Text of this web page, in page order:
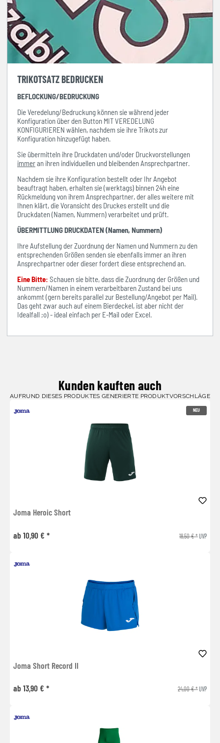
TRIKOTSATZ BEDRUCKEN
BEFLOCKUNG/BEDRUCKUNG
Die Veredelung/Bedruckung können sie während jeder
Konfiguration über den Button MIT VEREDELUNG
KONFIGURIEREN wählen, nachdem sie ihre Trikots zur
Konfiguration hinzugefügt haben.
Sie übermitteln ihre Druckdaten und/oder Druckvorstellungen
immeran ihren individuellen und bleibenden Ansprechpartner.
Nachdem sie ihre Konfiguration bestellt oder Ihr Angebot
beauftragt haben, erhalten sie (werktags) binnen 24h eine
Rückmeldung von ihrem Ansprechpartner, der alles weitere mit
Ihnen klärt, die Voransicht des Druckes erstellt und die
Druckdaten (Namen, Nummern) verarbeitet und prüft.
ÜBERMITTLUNG DRUCKDATEN (Namen, Nummern)
Ihre Aufstellung der Zuordnung der Namen und Nummern zu den
entsprechenden Größen senden sie ebenfalls immer an ihren
Ansprechpartner oder dieser fordert diese entsprechend an.
Eine Bitte: Schauen sie bitte, dass die Zuordnung der Größen und
Nummern/Namen in einem verarbeitbaren Zustand bei uns
ankommt (gern bereits parallel zur Bestellung/Angebot per Mail).
Das geht zwar auch auf einem Bierdeckel, ist aber nicht der
Idealfall ;o) - ideal einfach per E-Mail oder Excel.
Kunden kauften auch
AUFRUND DIESES PRODUKTES GENERIERTE PRODUKTVORSCHLÄGE
NEU
Joma Heroic Short
ab 10,90 € * 18,50 € *UVP
Joma Short Record II
ab 13,90 € * 24,00 € *UVP